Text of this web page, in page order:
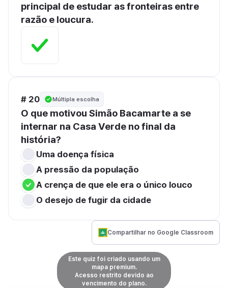
principal de estudar as fronteiras entre
razão e loucura.
# 20 Múltipla escolha
O que motivou Simão Bacamarte a se
internar na Casa Verde no final da
história?
Uma doença física
A pressão da população
A crença de que ele era o único louco
O desejo de fugir da cidade
Compartilhar no Google Classroom
Este quiz foi criado usando um
mapa premium.
Acesso restrito devido ao
vencimento do plano.